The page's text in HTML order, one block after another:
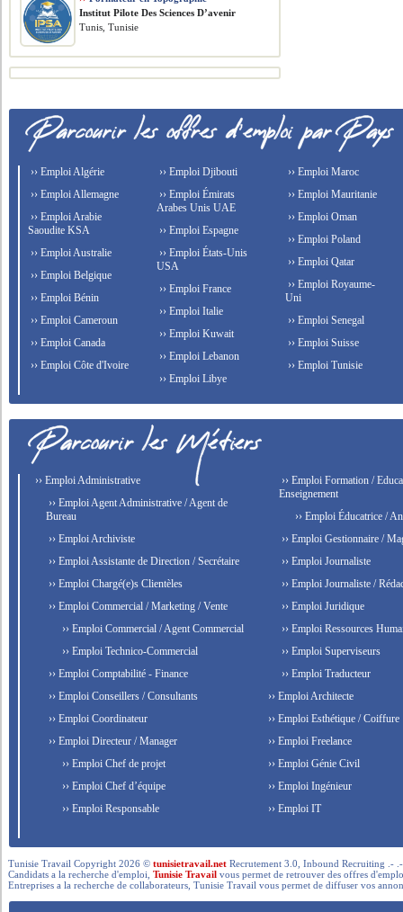
Institut Pilote Des Sciences D’avenir
Tunis, Tunisie
›› Emploi Algérie
›› Emploi Allemagne
›› Emploi Arabie
Saoudite KSA
›› Emploi Australie
›› Emploi Belgique
›› Emploi Bénin
›› Emploi Cameroun
›› Emploi Canada
›› Emploi Côte d'Ivoire
›› Emploi Djibouti
›› Emploi Émirats
Arabes Unis UAE
›› Emploi Espagne
›› Emploi États-Unis
USA
›› Emploi France
›› Emploi Italie
›› Emploi Kuwait
›› Emploi Lebanon
›› Emploi Libye
›› Emploi Maroc
›› Emploi Mauritanie
›› Emploi Oman
›› Emploi Poland
›› Emploi Qatar
›› Emploi Royaume-
Uni
›› Emploi Senegal
›› Emploi Suisse
›› Emploi Tunisie
›› Emploi Administrative
›› Emploi Agent Administrative / Agent de
Bureau
›› Emploi Archiviste
›› Emploi Assistante de Direction / Secrétaire
›› Emploi Chargé(e)s Clientèles
›› Emploi Commercial / Marketing / Vente
›› Emploi Commercial / Agent Commercial
›› Emploi Technico-Commercial
›› Emploi Comptabilité - Finance
›› Emploi Conseillers / Consultants
›› Emploi Coordinateur
›› Emploi Directeur / Manager
›› Emploi Chef de projet
›› Emploi Chef d’équipe
›› Emploi Responsable
›› Emploi Formation /
Enseignement
›› Emploi Éducatrice /
›› Emploi Gestionnaire /
›› Emploi Journaliste
›› Emploi Journaliste /
›› Emploi Juridique
›› Emploi Ressources
›› Emploi Superviseurs
›› Emploi Traducteur
›› Emploi Architecte
›› Emploi Esthétique / Coiffure
›› Emploi Freelance
›› Emploi Génie Civil
›› Emploi Ingénieur
›› Emploi IT
Tunisie Travail Copyright 2026 ©tunisietravail.net Recrutement 3.0, Inbound Recruiting .-
Candidats a la recherche d'emploi,Tunisie Travail vous permet de retrouver des offres
Entreprises a la recherche de collaborateurs, Tunisie Travail vous permet de diffuser vos